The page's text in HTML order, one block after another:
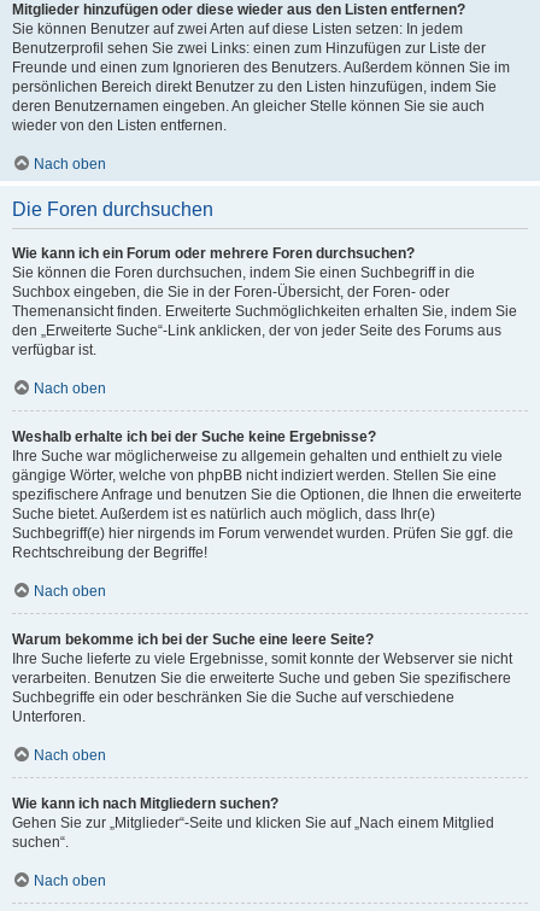
Mitglieder hinzufügen oder diese wieder aus den Listen entfernen?
Sie können Benutzer auf zwei Arten auf diese Listen setzen: In jedem
Benutzerprofil sehen Sie zwei Links: einen zum Hinzufügen zur Liste der
Freunde und einen zum Ignorieren des Benutzers. Außerdem können Sie im
persönlichen Bereich direkt Benutzer zu den Listen hinzufügen, indem Sie
deren Benutzernamen eingeben. An gleicher Stelle können Sie sie auch
wieder von den Listen entfernen.
Nach oben
Die Foren durchsuchen
Wie kann ich ein Forum oder mehrere Foren durchsuchen?
Sie können die Foren durchsuchen, indem Sie einen Suchbegriff in die
Suchbox eingeben, die Sie in der Foren-Übersicht, der Foren- oder
Themenansicht finden. Erweiterte Suchmöglichkeiten erhalten Sie, indem Sie
den „Erweiterte Suche“-Link anklicken, der von jeder Seite des Forums aus
verfügbar ist.
Nach oben
Weshalb erhalte ich bei der Suche keine Ergebnisse?
Ihre Suche war möglicherweise zu allgemein gehalten und enthielt zu viele
gängige Wörter, welche von phpBB nicht indiziert werden. Stellen Sie eine
spezifischere Anfrage und benutzen Sie die Optionen, die Ihnen die erweiterte
Suche bietet. Außerdem ist es natürlich auch möglich, dass Ihr(e)
Suchbegriff(e) hier nirgends im Forum verwendet wurden. Prüfen Sie ggf. die
Rechtschreibung der Begriffe!
Nach oben
Warum bekomme ich bei der Suche eine leere Seite?
Ihre Suche lieferte zu viele Ergebnisse, somit konnte der Webserver sie nicht
verarbeiten. Benutzen Sie die erweiterte Suche und geben Sie spezifischere
Suchbegriffe ein oder beschränken Sie die Suche auf verschiedene
Unterforen.
Nach oben
Wie kann ich nach Mitgliedern suchen?
Gehen Sie zur „Mitglieder“-Seite und klicken Sie auf „Nach einem Mitglied
suchen“.
Nach oben